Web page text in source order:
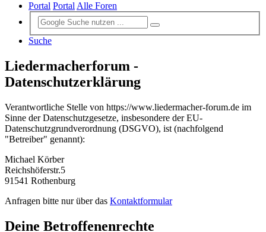
Portal PortalAlle Foren
Suche
Liedermacherforum -
Datenschutzerklärung
Verantwortliche Stelle von https://www.liedermacher-forum.de im
Sinne der Datenschutzgesetze, insbesondere der EU-
Datenschutzgrundverordnung (DSGVO), ist (nachfolgend
"Betreiber" genannt):
Michael Körber
Reichshöferstr.5
91541 Rothenburg
Anfragen bitte nur über das Kontaktformular
Deine Betroffenenrechte